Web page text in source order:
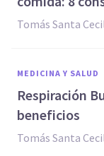
Tomás Santa
MEDICINA Y SALUD
Respiración
beneficios
Tomás Santa